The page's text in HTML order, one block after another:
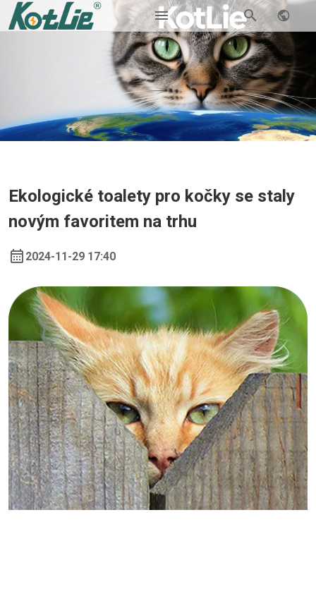
Ekologické toalety pro kočky se staly
novým favoritem na trhu
2024-11-29 17:40